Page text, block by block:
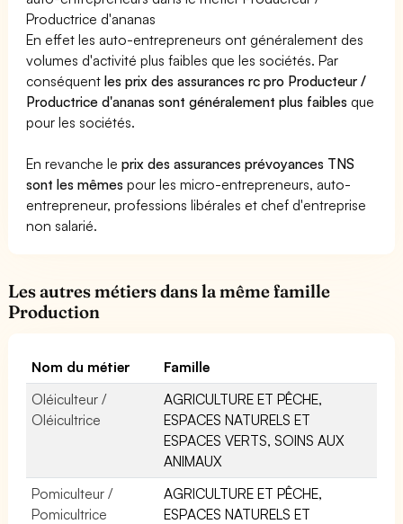
Productrice d'ananas
En effet les auto-entrepreneurs ont généralement des
volumes d'activité plus faibles que les sociétés. Par
conséquentles prix des assurances rc pro Producteur /
Productrice d'ananas sont généralement plus faibles que
pour les sociétés.
En revanche leprix des assurances prévoyances TNS
sont les mêmes pour les micro-entrepreneurs, auto-
entrepreneur, professions libérales et chef d'entreprise
non salarié.
Les autres métiers dans la même famille
Production
Nom du métier
Famille
Oléiculteur /
Oléicultrice
AGRICULTURE ET PÊCHE,
ESPACES NATURELS ET
ESPACES VERTS, SOINS AUX
ANIMAUX
Pomiculteur /
Pomicultrice
AGRICULTURE ET PÊCHE,
ESPACES NATURELS ET